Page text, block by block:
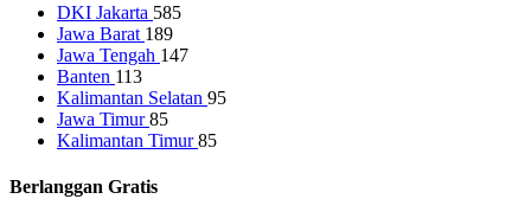
DKI Jakarta 585
Jawa Barat 189
Jawa Tengah 147
Banten 113
Kalimantan Selatan 95
Jawa Timur85
Kalimantan Timur85
Berlanggan Gratis